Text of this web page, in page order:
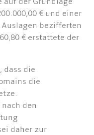
€ und einer
bezifferten
€ erstattete der
dass die
die
den
daher zur